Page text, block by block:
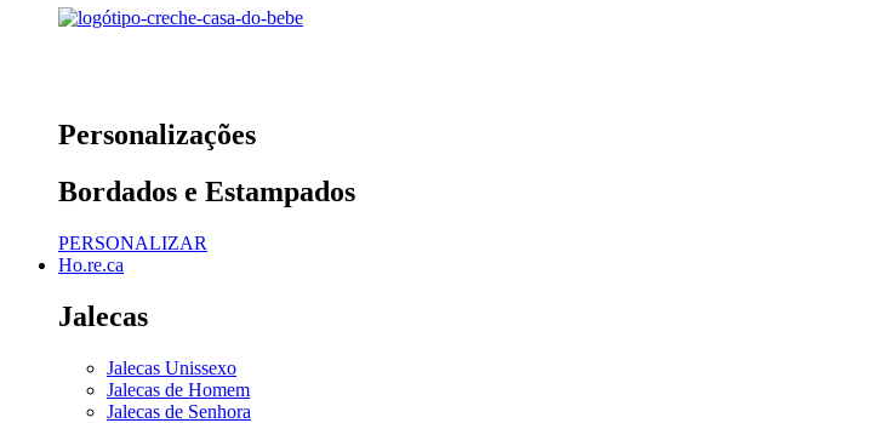
Personalizações
Bordados e Estampados
PERSONALIZAR
Ho.re.ca
Jalecas
Jalecas Unissexo
Jalecas de Homem
Jalecas de Senhora